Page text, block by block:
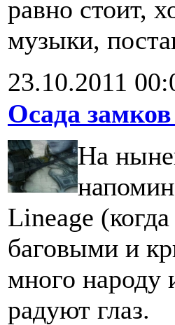
равно стоит,
музыки,
23.10.2011
Осада замков
На
Lineage
баговыми и
много народу
радуют глаз.